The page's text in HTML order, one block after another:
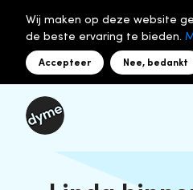
Wij maken op deze website
de beste ervaring te bieden.
Accepteer Nee, bedankt